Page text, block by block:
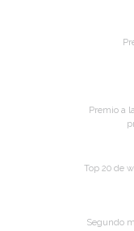
Premio a
Top 20 de
Segundo